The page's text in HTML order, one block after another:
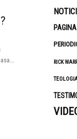
RICK